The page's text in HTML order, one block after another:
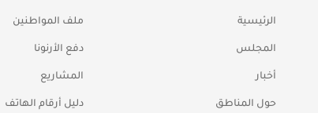
الرئيسية
المجلس
أخبار
حول المناطق
ملف المواطنين
دفع الأرنونا
المشاريع
دليل أرقام الهاتف